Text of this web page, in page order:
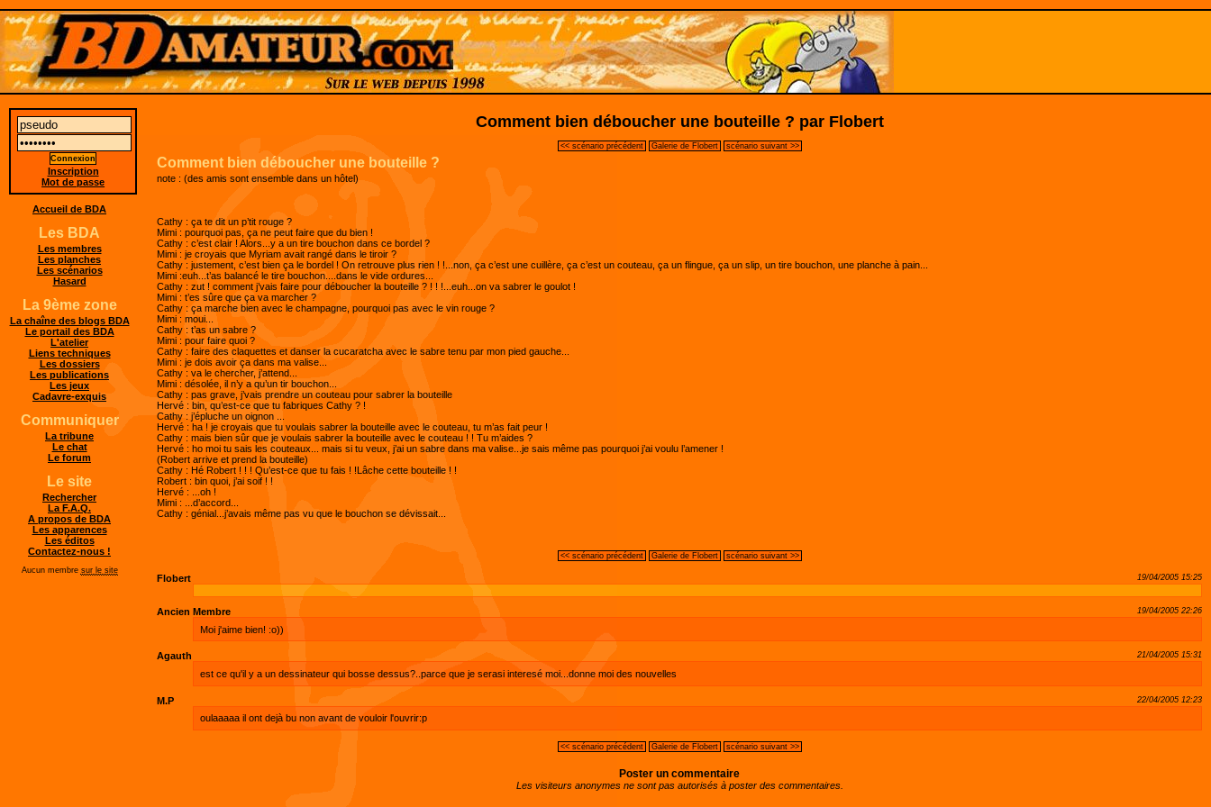
Comment bien déboucher une bouteille ? par Flobert
<< scénario précédent Galerie de Flobert scénario suivant >>
Comment bien déboucher une bouteille ?
note : (des amis sont ensemble dans un hôtel)
Cathy : ça te dit un p’tit rouge ?
Mimi : pourquoi pas, ça ne peut faire que du bien !
Cathy : c’est clair ! Alors...y a un tire bouchon dans ce bordel ?
Mimi : je croyais que Myriam avait rangé dans le tiroir ?
Cathy : justement, c’est bien ça le bordel ! On retrouve plus rien ! !...non, ça c’est une cuillère, ça c’est un couteau, ça un flingue, ça un slip, un tire bouchon, une planche à pain...
Mimi :euh...t’as balancé le tire bouchon....dans le vide ordures...
Cathy : zut ! comment j’vais faire pour déboucher la bouteille ? ! ! !...euh...on va sabrer le goulot !
Mimi : t’es sûre que ça va marcher ?
Cathy : ça marche bien avec le champagne, pourquoi pas avec le vin rouge ?
Mimi : moui...
Cathy : t’as un sabre ?
Mimi : pour faire quoi ?
Cathy : faire des claquettes et danser la cucaratcha avec le sabre tenu par mon pied gauche...
Mimi : je dois avoir ça dans ma valise...
Cathy : va le chercher, j’attend...
Mimi : désolée, il n’y a qu’un tir bouchon...
Cathy : pas grave, j’vais prendre un couteau pour sabrer la bouteille
Hervé : bin, qu’est-ce que tu fabriques Cathy ? !
Cathy : j’épluche un oignon ...
Hervé : ha ! je croyais que tu voulais sabrer la bouteille avec le couteau, tu m’as fait peur !
Cathy : mais bien sûr que je voulais sabrer la bouteille avec le couteau ! ! Tu m’aides ?
Hervé : ho moi tu sais les couteaux... mais si tu veux, j’ai un sabre dans ma valise...je sais même pas pourquoi j’ai voulu l’amener !
(Robert arrive et prend la bouteille)
Cathy : Hé Robert ! ! ! Qu’est-ce que tu fais ! !Lâche cette bouteille ! !
Robert : bin quoi, j’ai soif ! !
Hervé : ...oh !
Mimi : ...d’accord...
Cathy : génial...j’avais même pas vu que le bouchon se dévissait...
<< scénario précédent Galerie de Flobert scénario suivant >>
19/04/2005 15:25
Flobert
19/04/2005 22:26
Ancien Membre
Moi j'aime bien! :o))
21/04/2005 15:31
Agauth
est ce qu'il y a un dessinateur qui bosse dessus?..parce que je serasi interesé moi...donne moi des nouvelles
22/04/2005 12:23
M.P
oulaaaaa il ont dejà bu non avant de vouloir l'ouvrir:p
<< scénario précédent Galerie de Flobert scénario suivant >>
Poster un commentaire
Les visiteurs anonymes ne sont pas autorisés à poster des commentaires.
Inscription
Mot de passe
Accueil de BDA
Les BDA
Les membres
Les planches
Les scénarios
Hasard
La 9ème zone
La chaîne des blogs BDA
Le portail des BDA
L'atelier
Liens techniques
Les dossiers
Les publications
Les jeux
Cadavre-exquis
Communiquer
La tribune
Le chat
Le forum
Le site
Rechercher
La F.A.Q.
A propos de BDA
Les apparences
Les éditos
Contactez-nous !
Aucun membre sur le site